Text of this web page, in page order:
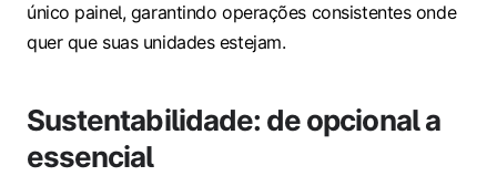
único painel, garantindo operações consistentes onde
quer que suas unidades estejam.
Sustentabilidade: de opcional a
essencial